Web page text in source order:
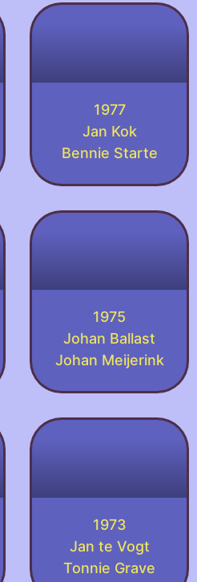
1977
Jan Kok
Bennie Starte
1975
Johan Ballast
Johan Meijerink
1973
Jan te Vogt
Tonnie Grave